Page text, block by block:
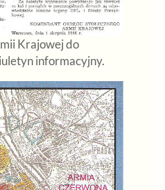
Krajowej do
informacyjny.